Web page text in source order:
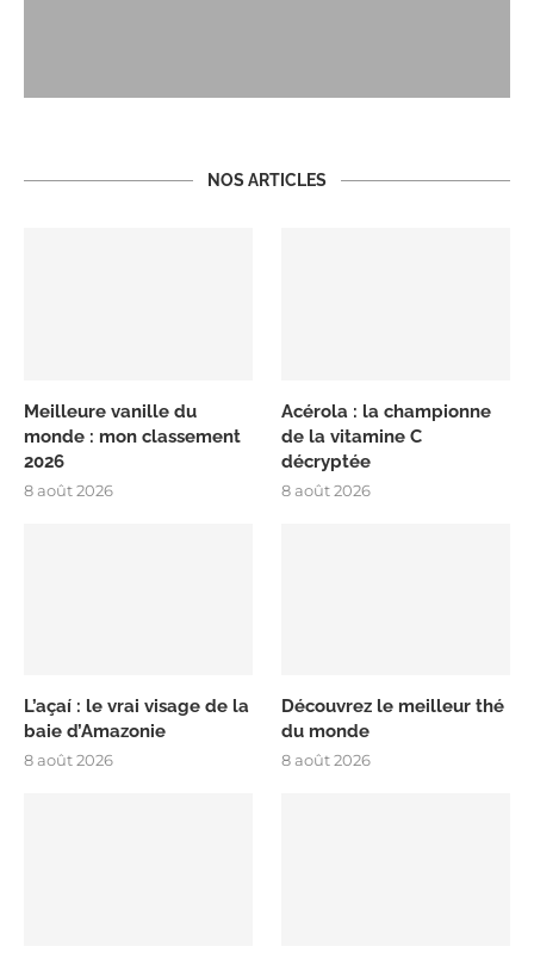
NOS ARTICLES
Meilleure vanille du
monde : mon classement
2026
8 août 2026
Acérola : la championne
de la vitamine C
décryptée
8 août 2026
L’açaí : le vrai visage de la
baie d’Amazonie
8 août 2026
Découvrez le meilleur thé
du monde
8 août 2026